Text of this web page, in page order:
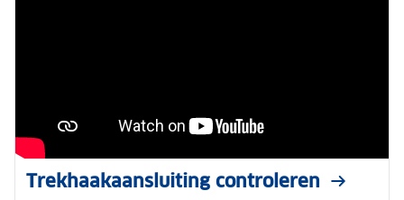
Trekhaakaansluiting controleren